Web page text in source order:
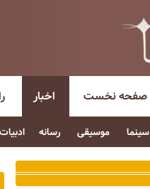
صفحه نخست اخبار
سینما موسیقی رسانه ادبیات